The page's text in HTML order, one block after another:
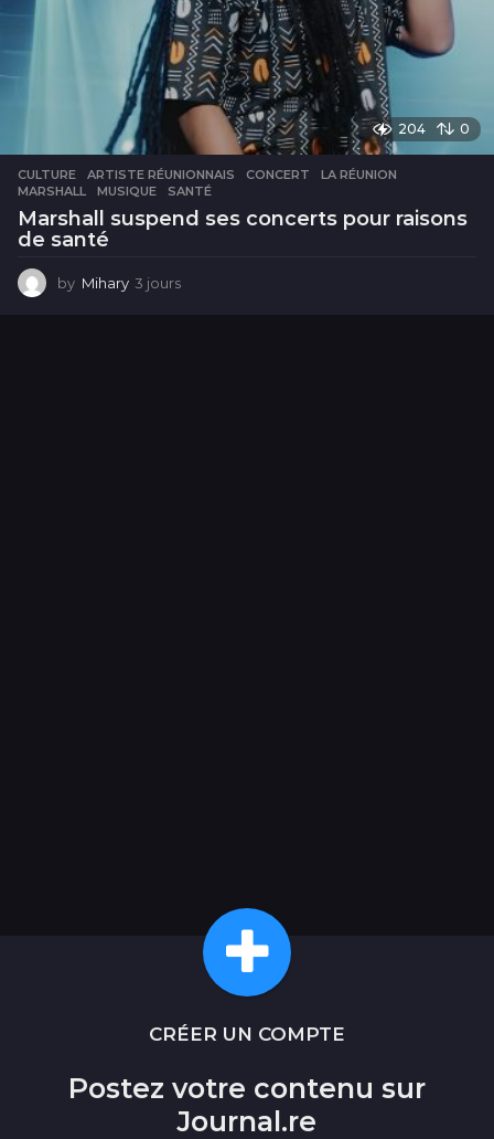
204 0
CULTURE ARTISTE RÉUNIONNAIS ,CONCERT ,LA RÉUNION
MARSHALL
,MUSIQUE ,SANTÉ
Marshall suspend ses concerts pour raisons
de santé
by Mihary 3 jours
CRÉER UN COMPTE
Postez votre contenu sur
Journal.re